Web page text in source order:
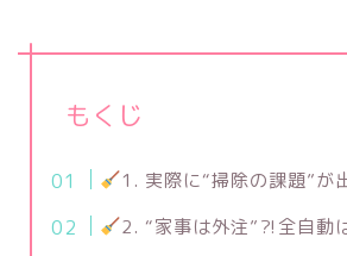
もくじ
1. 実際に“掃除の課題”が
2. “家事は外注”⁈全自動